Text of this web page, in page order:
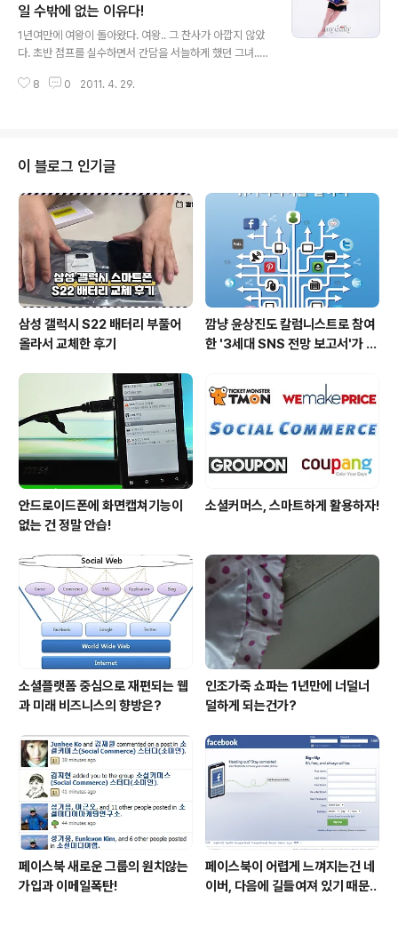
는 모든 SNS와 사용자들을 아우른다는 점에서 의미가 크
다. 소셜프렌즈데이를 기획한 이스토리랩의 강학주 소장은
“6월 10일은 전 국민이 거리에 나와 민주주의를 외쳤던 날
시작했다”면서 “온라인에서만 소통하지 말고 직접 얼굴을
일 수밖에 없는 이유다!
1년여만에 여왕이 돌아왔다. 여왕.. 그 찬사가 아깝지 않았
다. 초반 점프를 실수하면서 간담을 서늘하게 했던 그녀...
나는 마지막 5조의 경기만 지켜봤는데, 한마디로 표현하자
이팅 능력이라 생각한다. 경기를 본 분들은 다들 느끼셨을
것이다. 김연아는 스케이트장 위에서 그 누구보다도 빠르
다. 빠르고 날쌔다. 그렇게 빠르기 때문에 점프도 높다. 바
로 이게 김연아를 다른 선수들과 차원이 다른 선수가 되게
만든다. 나는 피겨를 잘 모른다. 사실 나는 아사다마오가 왜
그렇게 낮은 점수..
8 0 2011. 4. 29.
이 블로그 인기글
삼성 갤럭시 S22 배터리 부풀어
올라서 교체한 후기
깜냥 윤상진도 칼럼니스트로 참여
한 '3세대 SNS 전망 보고서'가 발
안드로이드폰에 화면캡쳐기능이
없는 건 정말 안습!
소셜커머스, 스마트하게 활용하자!
소셜플랫폼 중심으로 재편되는 웹
과 미래 비즈니스의 향방은?
인조가죽 쇼파는 1년만에 너덜너
덜하게 되는건가?
페이스북 새로운 그룹의 원치않는
가입과 이메일폭탄!
페이스북이 어렵게 느껴지는건 네
이버, 다음에 길들여져 있기 때문..